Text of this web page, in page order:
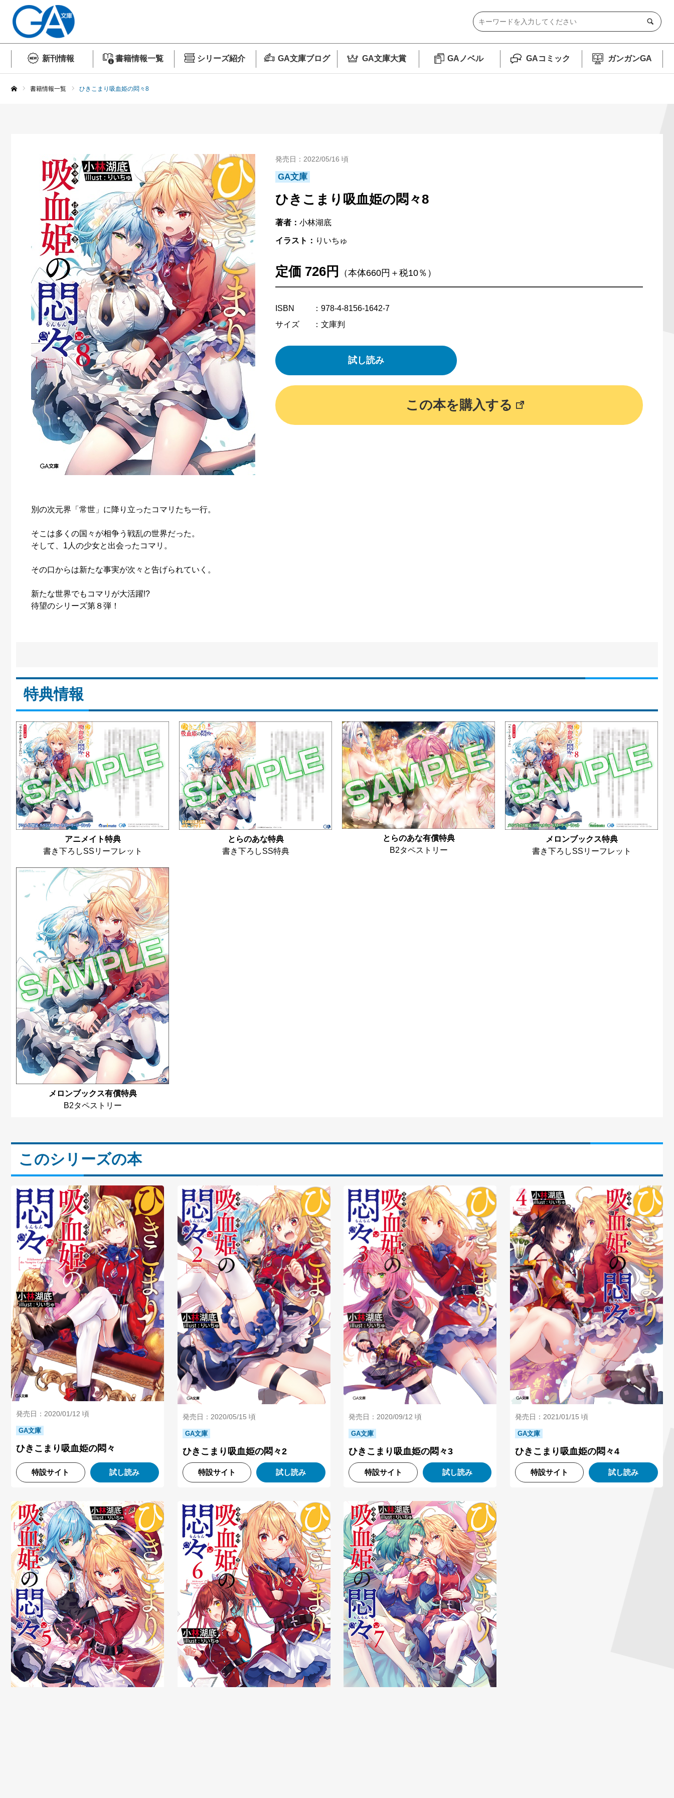
新刊情報 書籍情報一覧 シリーズ紹介 GA文庫ブログ GA文庫大賞 GAノベル GAコミック ガンガンGA
書籍情報一覧 ひきこまり吸血姫の悶々8
発売日：2022/05/16 頃
GA文庫
ひきこまり吸血姫の悶々8
著者： 小林湖底
イラスト： りいちゅ
定価 726円 （本体660円＋税10％）
ISBN
：978-4-8156-1642-7
サイズ
：文庫判
試し読み
この本を購入する
別の次元界「常世」に降り立ったコマリたち一行。
そこは多くの国々が相争う戦乱の世界だった。
そして、1人の少女と出会ったコマリ。
その口からは新たな事実が次々と告げられていく。
新たな世界でもコマリが大活躍!?
待望のシリーズ第８弾！
特典情報
アニメイト特典
書き下ろしSSリーフレット
とらのあな特典
書き下ろしSS特典
とらのあな有償特典
B2タペストリー
メロンブックス特典
書き下ろしSSリーフレット
メロンブックス有償特典
B2タペストリー
このシリーズの本
発売日：2020/01/12 頃
GA文庫
ひきこまり吸血姫の悶々
特設サイト 試し読み
発売日：2020/05/15 頃
GA文庫
ひきこまり吸血姫の悶々2
特設サイト 試し読み
発売日：2020/09/12 頃
GA文庫
ひきこまり吸血姫の悶々3
特設サイト 試し読み
発売日：2021/01/15 頃
GA文庫
ひきこまり吸血姫の悶々4
特設サイト 試し読み